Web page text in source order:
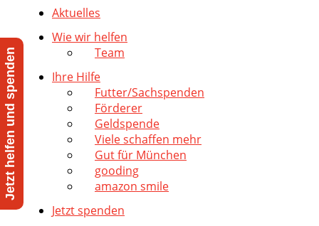
Aktuelles
Wie wir helfen
Team
Ihre Hilfe
Futter/Sachspenden
Förderer
Geldspende
Viele schaffen mehr
Gut für München
gooding
amazon smile
Jetzt spenden
Jetzt helfen und spenden